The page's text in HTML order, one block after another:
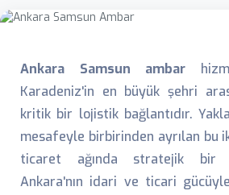
Ankara Samsun ambar
Karadeniz'in en büyük şehri
kritik bir lojistik bağlantıdır.
mesafeyle birbirinden ayrılan bu
ticaret ağında stratejik bir
Ankara'nın idari ve ticari